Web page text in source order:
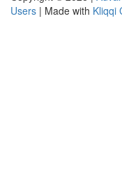
Users | Made with Kliqqi